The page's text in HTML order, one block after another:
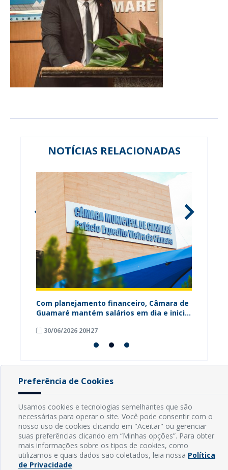
NOTÍCIAS RELACIONADAS
Com planejamento financeiro, Câmara de
Guamaré mantém salários em dia e inicia
30/06/2026 20H27
INFORMAÇÕES
Endereço: Rua Capitão Vicente de Brito, S/N - Centro
CEP: 59598-000 - Guamaré - RN
Contato: (84) 3525-2032
E-mail: diretoria@guamare.rn.leg.br
Horário: Segunda a sexta-feira, das 8h às 12h
Preferência de Cookies
Usamos cookies e tecnologias semelhantes que são
necessárias para operar o site. Você pode consentir com o
nosso uso de cookies clicando em "Aceitar" ou gerenciar
suas preferências clicando em “Minhas opções”. Para obter
mais informações sobre os tipos de cookies, como
utilizamos e quais dados são coletados, leia nossa Política
de Privacidade.